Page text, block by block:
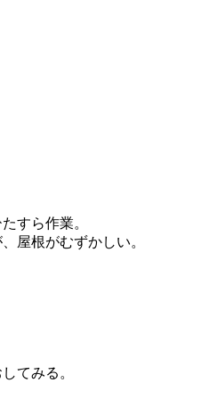
すら作業。
屋根がむずかしい。
てみる。